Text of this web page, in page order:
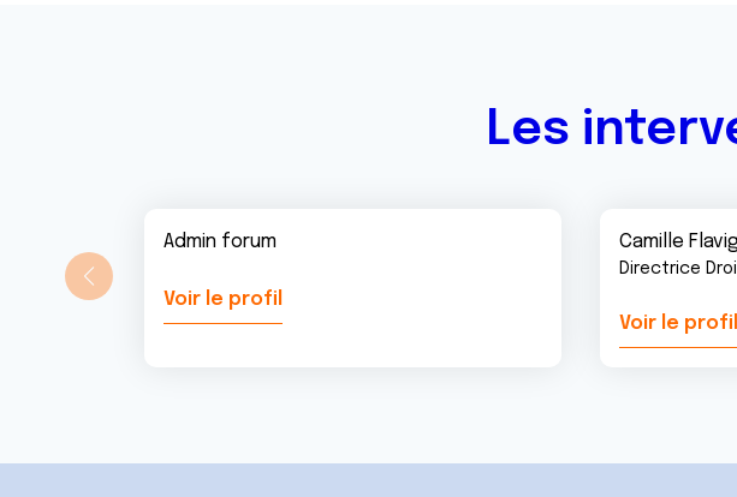
Les
Admin forum
Voir le profil
Camille
Directrice
Voir le profil